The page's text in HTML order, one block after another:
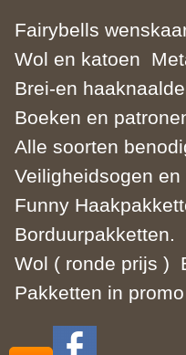
Fairybells
Wol en katoen
Brei-en
Boeken en
Alle soorten
Veiligheidsogen en
Funny
Borduurpakketten.
Wol ( ronde prijs )
Pakketten in promo